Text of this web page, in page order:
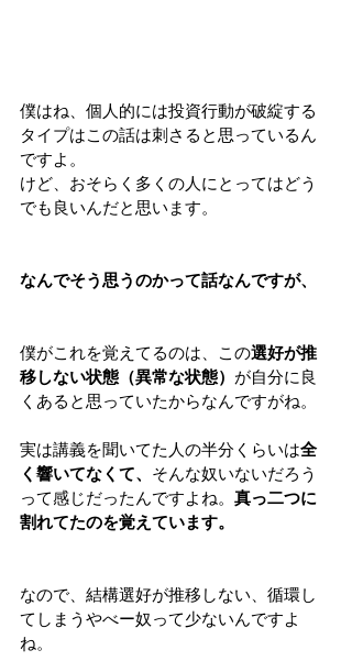
僕はね、個人的には投資行動が破綻する
タイプはこの話は刺さると思っているん
ですよ。
けど、おそらく多くの人にとってはどう
でも良いんだと思います。
なんでそう思うのかって話なんですが、
僕がこれを覚えてるのは、この選好が推
移しない状態（異常な状態） が自分に良
くあると思っていたからなんですがね。
実は講義を聞いてた人の半分くらいは全
く響いてなくて、 そんな奴いないだろう
って感じだったんですよね。 真っ二つに
割れてたのを覚えています。
なので、結構選好が推移しない、循環し
てしまうやべー奴って少ないんですよ
ね。